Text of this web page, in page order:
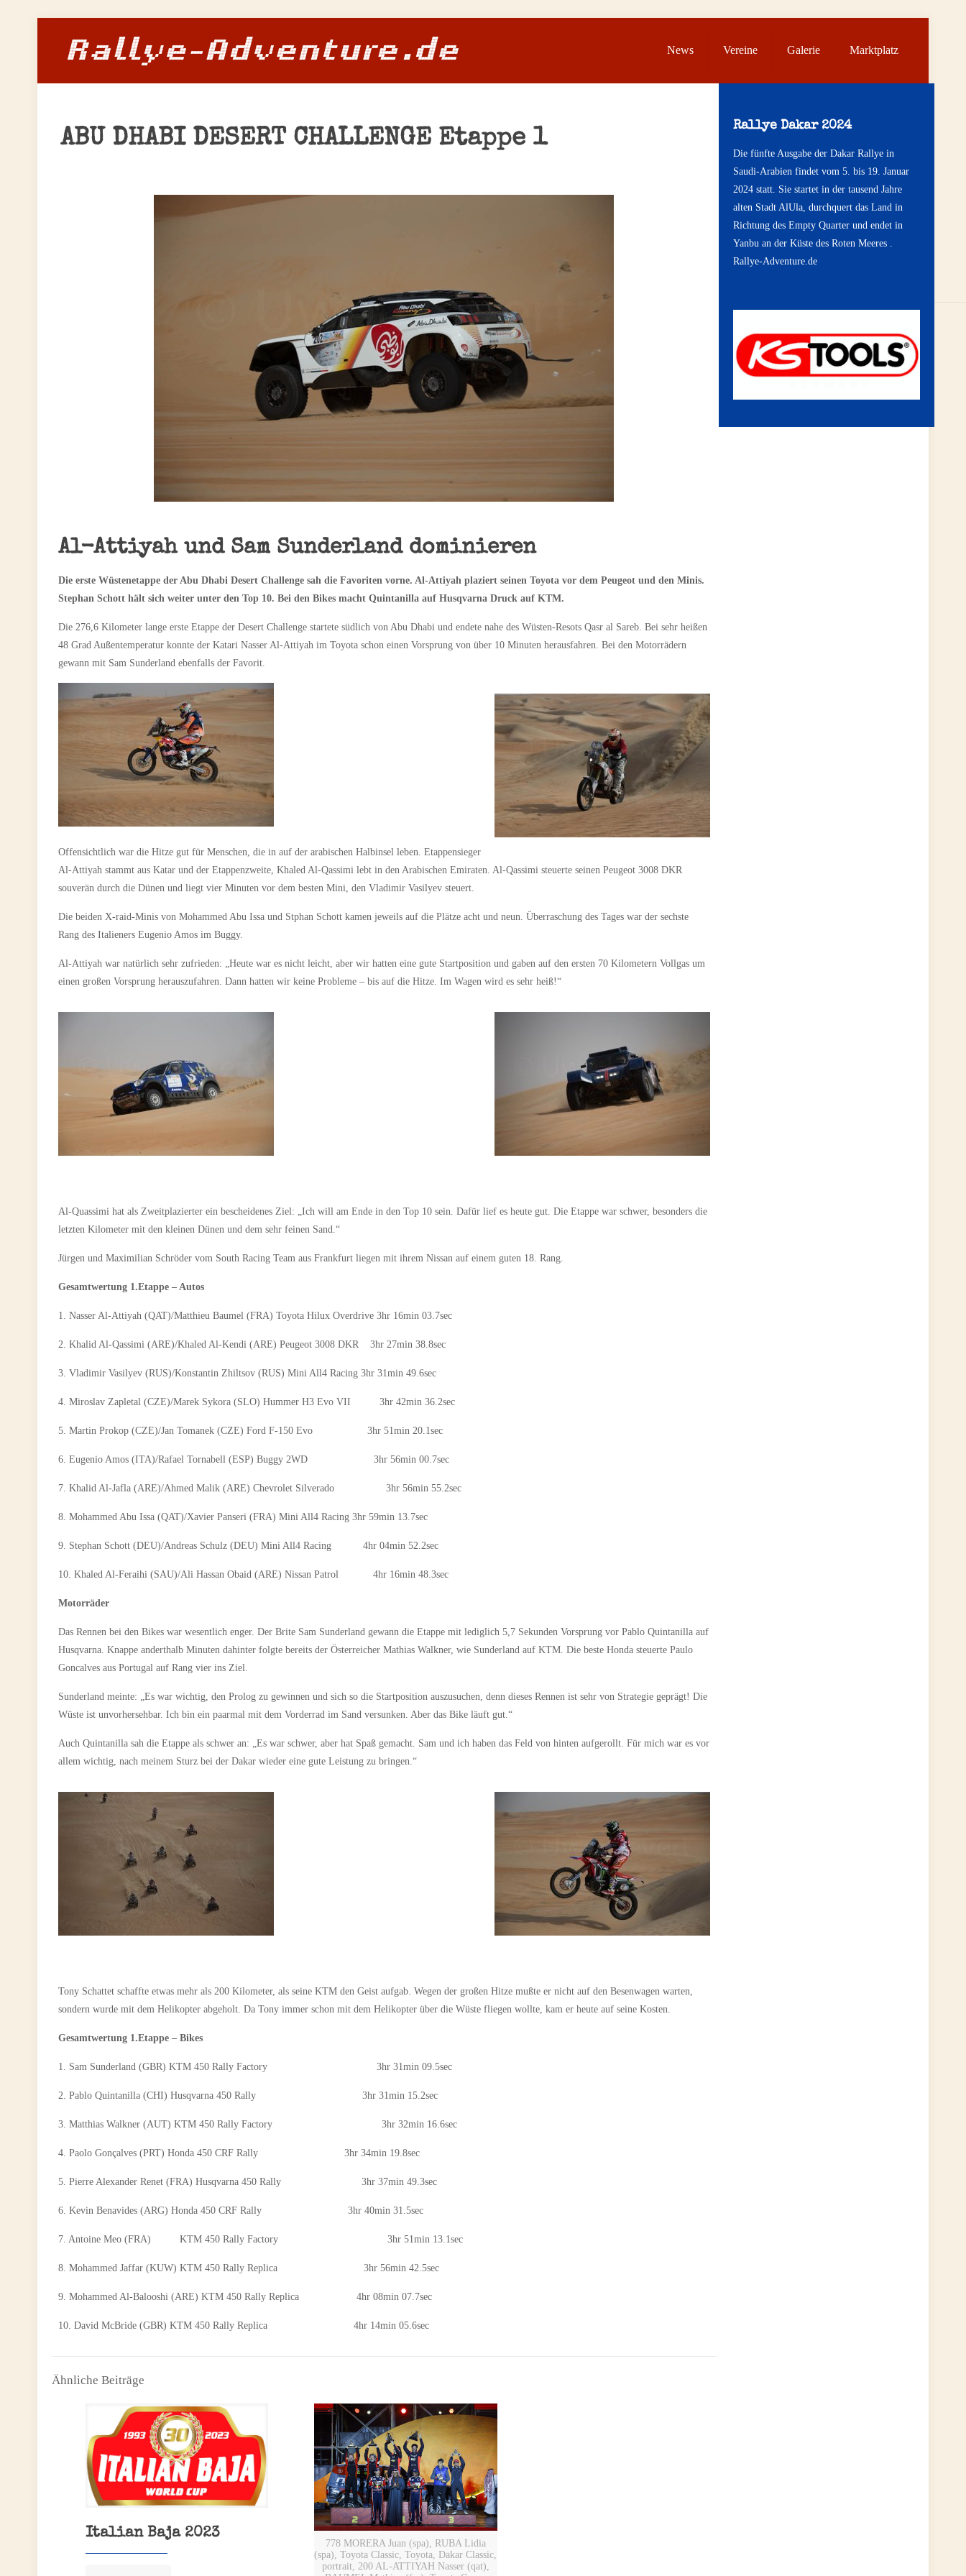
News Vereine Galerie Marktplatz
ABU DHABI DESERT CHALLENGE Etappe 1
Al-Attiyah und Sam Sunderland dominieren
Die erste Wüstenetappe der Abu Dhabi Desert Challenge sah die Favoriten vorne. Al-Attiyah plaziert seinen Toyota vor dem Peugeot und den Minis.
Stephan Schott hält sich weiter unter den Top 10. Bei den Bikes macht Quintanilla auf Husqvarna Druck auf KTM.
Die 276,6 Kilometer lange erste Etappe der Desert Challenge startete südlich von Abu Dhabi und endete nahe des Wüsten-Resots Qasr al Sareb. Bei sehr heißen
48 Grad Außentemperatur konnte der Katari Nasser Al-Attiyah im Toyota schon einen Vorsprung von über 10 Minuten herausfahren. Bei den Motorrädern
gewann mit Sam Sunderland ebenfalls der Favorit.
Offensichtlich war die Hitze gut für Menschen, die in auf der arabischen Halbinsel leben. Etappensieger
Al-Attiyah stammt aus Katar und der Etappenzweite, Khaled Al-Qassimi lebt in den Arabischen Emiraten. Al-Qassimi steuerte seinen Peugeot 3008 DKR
souverän durch die Dünen und liegt vier Minuten vor dem besten Mini, den Vladimir Vasilyev steuert.
Die beiden X-raid-Minis von Mohammed Abu Issa und Stphan Schott kamen jeweils auf die Plätze acht und neun. Überraschung des Tages war der sechste
Rang des Italieners Eugenio Amos im Buggy.
Al-Attiyah war natürlich sehr zufrieden: „Heute war es nicht leicht, aber wir hatten eine gute Startposition und gaben auf den ersten 70 Kilometern Vollgas um
einen großen Vorsprung herauszufahren. Dann hatten wir keine Probleme – bis auf die Hitze. Im Wagen wird es sehr heiß!“
Al-Quassimi hat als Zweitplazierter ein bescheidenes Ziel: „Ich will am Ende in den Top 10 sein. Dafür lief es heute gut. Die Etappe war schwer, besonders die
letzten Kilometer mit den kleinen Dünen und dem sehr feinen Sand.“
Jürgen und Maximilian Schröder vom South Racing Team aus Frankfurt liegen mit ihrem Nissan auf einem guten 18. Rang.
Gesamtwertung 1.Etappe – Autos
1. Nasser Al-Attiyah (QAT)/Matthieu Baumel (FRA) Toyota Hilux Overdrive 3hr 16min 03.7sec
2. Khalid Al-Qassimi (ARE)/Khaled Al-Kendi (ARE) Peugeot 3008 DKR 3hr 27min 38.8sec
3. Vladimir Vasilyev (RUS)/Konstantin Zhiltsov (RUS) Mini All4 Racing 3hr 31min 49.6sec
4. Miroslav Zapletal (CZE)/Marek Sykora (SLO) Hummer H3 Evo VII 3hr 42min 36.2sec
5. Martin Prokop (CZE)/Jan Tomanek (CZE) Ford F-150 Evo 3hr 51min 20.1sec
6. Eugenio Amos (ITA)/Rafael Tornabell (ESP) Buggy 2WD 3hr 56min 00.7sec
7. Khalid Al-Jafla (ARE)/Ahmed Malik (ARE) Chevrolet Silverado 3hr 56min 55.2sec
8. Mohammed Abu Issa (QAT)/Xavier Panseri (FRA) Mini All4 Racing 3hr 59min 13.7sec
9. Stephan Schott (DEU)/Andreas Schulz (DEU) Mini All4 Racing 4hr 04min 52.2sec
10. Khaled Al-Feraihi (SAU)/Ali Hassan Obaid (ARE) Nissan Patrol 4hr 16min 48.3sec
Motorräder
Das Rennen bei den Bikes war wesentlich enger. Der Brite Sam Sunderland gewann die Etappe mit lediglich 5,7 Sekunden Vorsprung vor Pablo Quintanilla auf
Husqvarna. Knappe anderthalb Minuten dahinter folgte bereits der Österreicher Mathias Walkner, wie Sunderland auf KTM. Die beste Honda steuerte Paulo
Goncalves aus Portugal auf Rang vier ins Ziel.
Sunderland meinte: „Es war wichtig, den Prolog zu gewinnen und sich so die Startposition auszusuchen, denn dieses Rennen ist sehr von Strategie geprägt! Die
Wüste ist unvorhersehbar. Ich bin ein paarmal mit dem Vorderrad im Sand versunken. Aber das Bike läuft gut.“
Auch Quintanilla sah die Etappe als schwer an: „Es war schwer, aber hat Spaß gemacht. Sam und ich haben das Feld von hinten aufgerollt. Für mich war es vor
allem wichtig, nach meinem Sturz bei der Dakar wieder eine gute Leistung zu bringen.“
Tony Schattet schaffte etwas mehr als 200 Kilometer, als seine KTM den Geist aufgab. Wegen der großen Hitze mußte er nicht auf den Besenwagen warten,
sondern wurde mit dem Helikopter abgeholt. Da Tony immer schon mit dem Helikopter über die Wüste fliegen wollte, kam er heute auf seine Kosten.
Gesamtwertung 1.Etappe – Bikes
1. Sam Sunderland (GBR) KTM 450 Rally Factory 3hr 31min 09.5sec
2. Pablo Quintanilla (CHI) Husqvarna 450 Rally 3hr 31min 15.2sec
3. Matthias Walkner (AUT) KTM 450 Rally Factory 3hr 32min 16.6sec
4. Paolo Gonçalves (PRT) Honda 450 CRF Rally 3hr 34min 19.8sec
5. Pierre Alexander Renet (FRA) Husqvarna 450 Rally 3hr 37min 49.3sec
6. Kevin Benavides (ARG) Honda 450 CRF Rally 3hr 40min 31.5sec
7. Antoine Meo (FRA) KTM 450 Rally Factory 3hr 51min 13.1sec
8. Mohammed Jaffar (KUW) KTM 450 Rally Replica 3hr 56min 42.5sec
9. Mohammed Al-Balooshi (ARE) KTM 450 Rally Replica 4hr 08min 07.7sec
10. David McBride (GBR) KTM 450 Rally Replica 4hr 14min 05.6sec
Ähnliche Beiträge
Italian Baja 2023
778 MORERA Juan (spa), RUBA Lidia
(spa), Toyota Classic, Toyota, Dakar Classic,
portrait, 200 AL-ATTIYAH Nasser (qat),
Rallye Dakar 2024
Die fünfte Ausgabe der Dakar Rallye in
Saudi-Arabien findet vom 5. bis 19. Januar
2024 statt. Sie startet in der tausend Jahre
alten Stadt AlUla, durchquert das Land in
Richtung des Empty Quarter und endet in
Yanbu an der Küste des Roten Meeres .
Rallye-Adventure.de